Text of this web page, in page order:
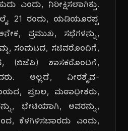
ಎಂದು, ನಿರೀಕ್ಷಿಸಲಾಗಿತ್ತು.
21 ರಂದು, ಯಡಿಯೂರಪ್ಪ
ಪ್ರಮುಖ, ಸಭೆಗಳನ್ನು,
ಸಂಪುಟದ, ಸಚಿವರೊಂದಿಗೆ,
(ಬಿಜೆಪಿ) ಶಾಸಕರೊಂದಿಗೆ,
ಅಲ್ಲದೆ, ವೀರಶೈವ-
ಪ್ರಬಲ, ಮಠಾಧೀಶರು,
ಭೇಟಿಯಾಗಿ, ಅವರನ್ನು,
ಕೆಳಗಿಳಿಸಬಾರದು ಎಂದು,